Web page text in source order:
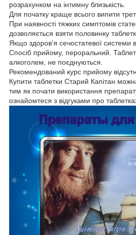
розрахунком на інтимну близькість.
Для початку краще всього випити
При наявності тяжких симптомів
дозволяється взяти половинку
Якщо здоров'я сечостатевої системи
Спосіб прийому, пероральний.
алкоголем, не поєднуються.
Рекомендований курс прийому
Купити таблетки Старий Капітан
тим як почати використання
ознайомтеся з відгуками про